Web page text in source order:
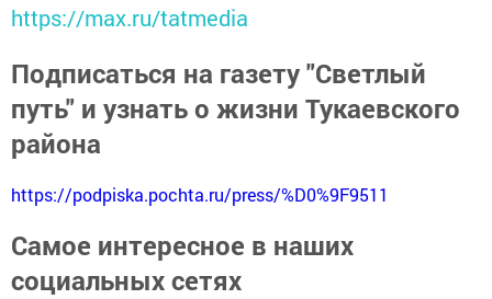
https://max.ru/tatmedia
Подписаться на газету "Светлый
путь" и узнать о жизни Тукаевского
района
https://podpiska.pochta.ru/press/%D0%9F9511
Самое интересное в наших
социальных сетях